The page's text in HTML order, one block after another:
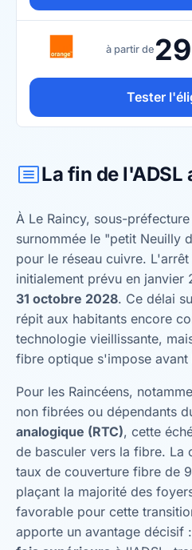
à partir de 29
Tester
La fin de l'ADSL
À Le Raincy, sous-
surnommée le "petit Neuilly
pour le réseau cuivre.
initialement prévu en janvier
31 octobre 2028. Ce délai
répit aux habitants encore
technologie vieillissante,
fibre optique s'impose avant
Pour les Raincéens,
non fibrées ou dépendants
analogique (RTC), cette
de basculer vers la fibre. La
taux de couverture fibre de
plaçant la majorité des
favorable pour cette
apporte un avantage décisif :